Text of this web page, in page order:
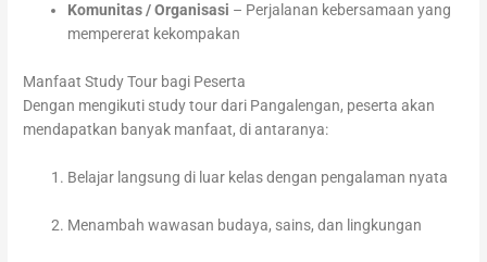
Komunitas / Organisasi – Perjalanan kebersamaan yang
mempererat kekompakan
Manfaat Study Tour bagi Peserta
Dengan mengikuti study tour dari Pangalengan, peserta akan
mendapatkan banyak manfaat, di antaranya:
Belajar langsung di luar kelas dengan pengalaman nyata
Menambah wawasan budaya, sains, dan lingkungan